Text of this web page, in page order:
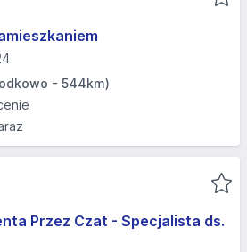
- 544km)
Przez Czat - Specjalista ds.